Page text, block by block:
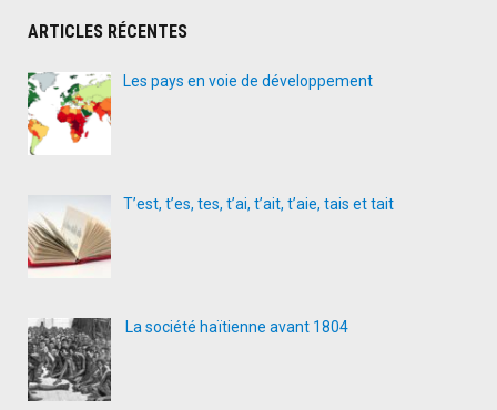
ARTICLES RÉCENTES
Les pays en voie de développement
T’est, t’es, tes, t’ai, t’ait, t’aie, tais et tait
La société haïtienne avant 1804